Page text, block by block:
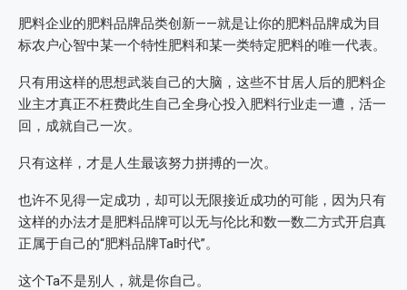
肥料企业的肥料品牌品类创新——就是让你的肥料品牌成为目
标农户心智中某一个特性肥料和某一类特定肥料的唯一代表。
只有用这样的思想武装自己的大脑，这些不甘居人后的肥料企
业主才真正不枉费此生自己全身心投入肥料行业走一遭，活一
回，成就自己一次。
只有这样，才是人生最该努力拼搏的一次。
也许不见得一定成功，却可以无限接近成功的可能，因为只有
这样的办法才是肥料品牌可以无与伦比和数一数二方式开启真
正属于自己的“肥料品牌Ta时代”。
这个Ta不是别人，就是你自己。